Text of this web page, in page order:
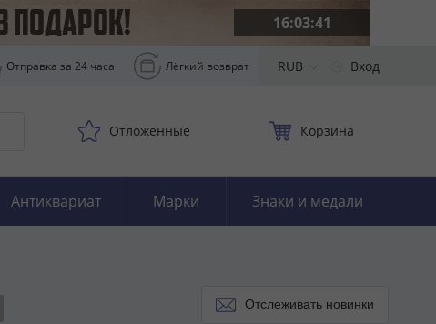
16:03:39
Отправка за 24 часа Лёгкий возврат RUB Вход
Отложенные Корзина
Антиквариат Марки Знаки и медали
Отслеживать новинки